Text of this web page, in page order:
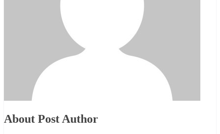
About Post Author